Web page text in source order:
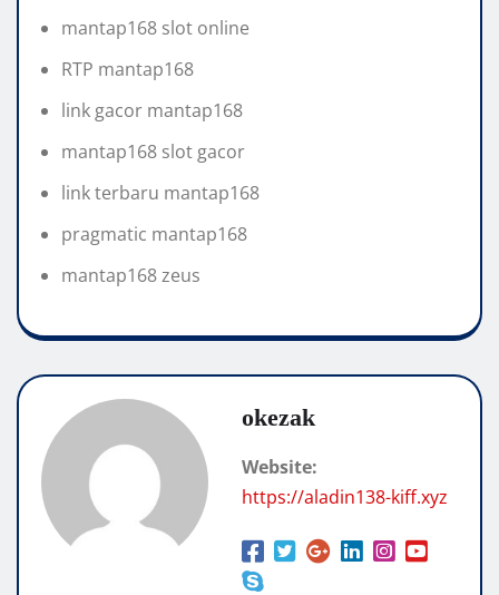
mantap168 slot online
RTP mantap168
link gacor mantap168
mantap168 slot gacor
link terbaru mantap168
pragmatic mantap168
mantap168 zeus
okezak
Website:
https://aladin138-kiff.xyz